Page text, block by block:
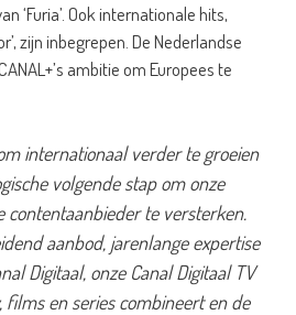
‘Furia’. Ook internationale hits,
zijn inbegrepen. De Nederlandse
ambitie om Europees te
internationaal verder te groeien
volgende stap om onze
contentaanbieder te versterken.
aanbod, jarenlange expertise
Digitaal, onze Canal Digitaal TV
films en series combineert en de